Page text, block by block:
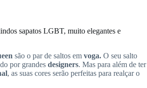
sapatos LGBT, muito elegantes e
são o par de saltos em voga. O seu salto
por grandes designers. Mas para além de ter
, as suas cores serão perfeitas para realçar o